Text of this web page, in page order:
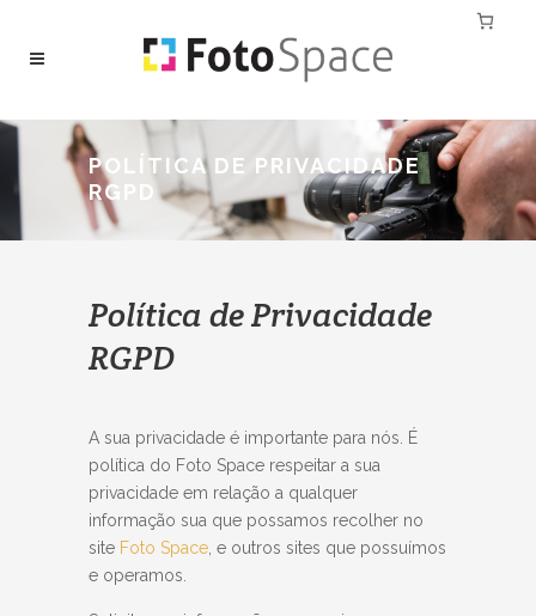
POLÍTICA DE PRIVACIDADE
RGPD
Política de Privacidade
RGPD
A sua privacidade é importante para nós. É
política do Foto Space respeitar a sua
privacidade em relação a qualquer
informação sua que possamos recolher no
site Foto Space, e outros sites que possuímos
e operamos.